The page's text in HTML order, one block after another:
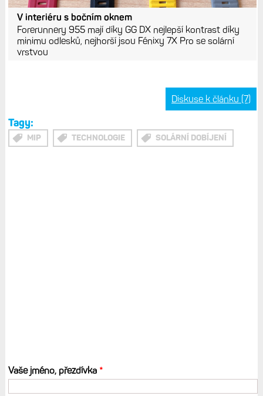
V interiéru s bočním oknem
Forerunnery 955 mají díky GG DX nejlepší kontrast díky
minimu odlesků, nejhorší jsou Fénixy 7X Pro se solární
vrstvou
Diskuse k článku (7)
Tagy:
MIP TECHNOLOGIE SOLÁRNÍ DOBÍJENÍ
Vaše jméno, přezdívka *